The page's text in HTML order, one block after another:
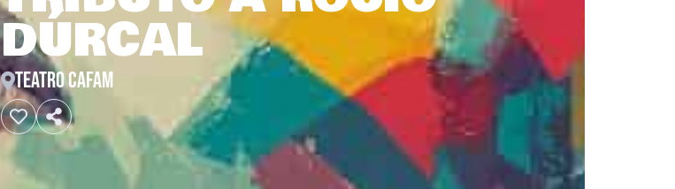
DÚRCAL
TEATRO CAFAM